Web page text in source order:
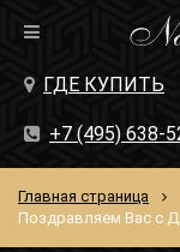
+7 (495) 638-
ГДЕ КУПИТЬ
Главная страница
Поздравляем Вас с